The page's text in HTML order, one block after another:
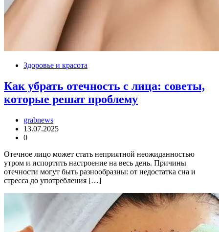
Здоровье и красота
Как убрать отечность с лица: советы,
которые решат проблему
grabnews
13.07.2025
0
Отечное лицо может стать неприятной неожиданностью
утром и испортить настроение на весь день. Причины
отечности могут быть разнообразны: от недостатка сна и
стресса до употребления […]